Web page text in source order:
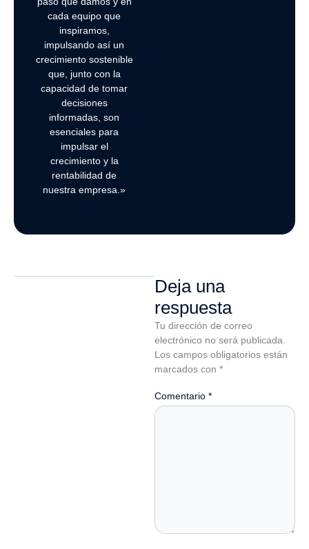
cada equipo que
inspiramos,
impulsando así un
crecimiento sostenible
que, junto con la
capacidad de tomar
decisiones
informadas, son
esenciales para
impulsar el
crecimiento y la
rentabilidad de
nuestra empresa.»
Deja una
respuesta
Tu dirección de correo
electrónico no será publicada.
Los campos obligatorios están
marcados con *
Comentario *